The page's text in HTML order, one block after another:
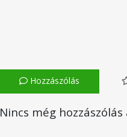
Hozzászólás
Nincs még